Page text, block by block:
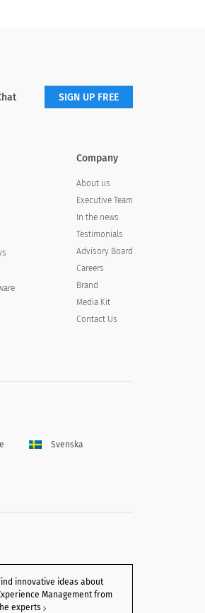
SIGN UP FREE
Company
About us
Executive Team
In the news
Testimonials
Advisory Board
Careers
Brand
Media Kit
Contact Us
Svenska
innovative ideas about
Management from
experts